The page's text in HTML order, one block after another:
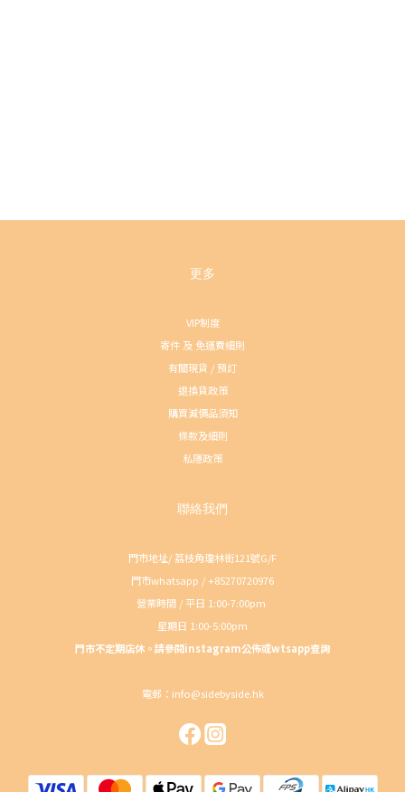
更多
VIP制度
寄件 及 免運費細則
有關現貨 / 預訂
退換貨政策
購買減價品須知
條款及細則
私隱政策
聯絡我們
門市地址/ 荔枝角瓊林街121號G/F
門市whatsapp / +85270720976
營業時間 / 平日 1:00-7:00pm
星期日 1:00-5:00pm
門市不定期店休。請參閱instagram公佈或wtsapp查詢
電郵：info@sidebyside.hk